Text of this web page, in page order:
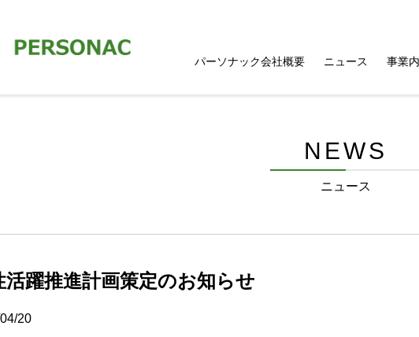
パーソナック会社概要 ニュース 事業
NEWS
ニュース
活躍推進計画策定のお知らせ
20